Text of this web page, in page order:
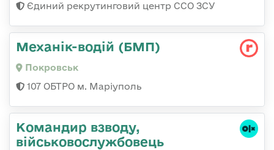
Єдиний рекрутинговий центр ССО ЗСУ
Механік-водій (БМП)
Покровськ
107 ОБТРО м. Маріуполь
Командир взводу,
військовослужбовець